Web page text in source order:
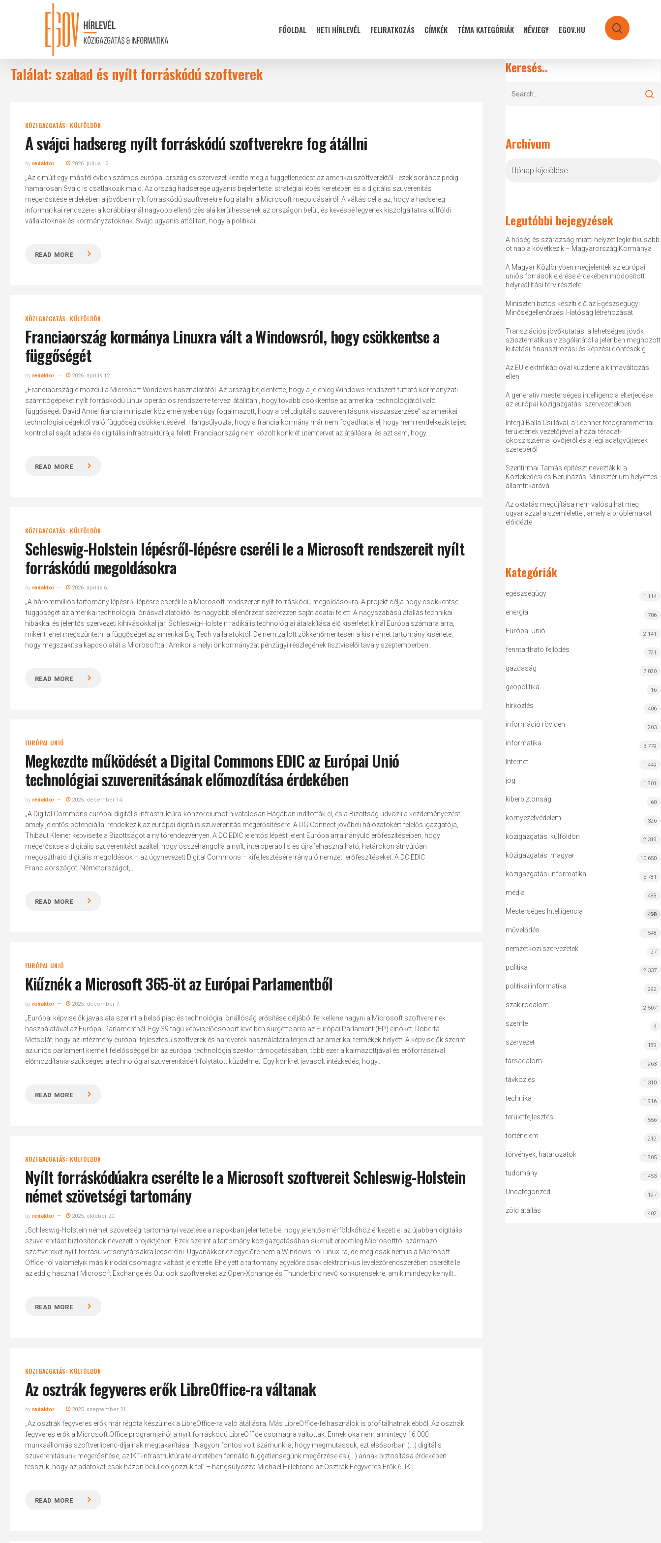
Hit enter to search or ESC to close
FŐOLDAL HETI HÍRLEVÉL FELIRATKOZÁS CÍMKÉK TÉMA KATEGÓRIÁK NÉVJEGY EGOV.HU search
Találat: szabad és nyílt forráskódú szoftverek
KÖZIGAZGATÁS: KÜLFÖLDÖN
A svájci hadsereg nyílt forráskódú szoftverekre fog átállni
by redaktor 2026. július 12.
„Az elmúlt egy-másfél évben számos európai ország és szervezet kezdte meg a függetlenedést az amerikai szoftverektől - ezek sorához pedig
hamarosan Svájc is csatlakozik majd. Az ország hadserege ugyanis bejelentette: stratégiai lépés keretében és a digitális szuverenitás
megerősítése érdekében a jövőben nyílt forráskódú szoftverekre fog átállni a Microsoft megoldásairól. A váltás célja az, hogy a hadsereg
informatikai rendszerei a korábbiaknál nagyobb ellenőrzés alá kerülhessenek az országon belül, és kevésbé legyenek kiszolgáltatva külföldi
vállalatoknak és kormányzatoknak. Svájc ugyanis attól tart, hogy a politikai...
READ MORE
KÖZIGAZGATÁS: KÜLFÖLDÖN
Franciaország kormánya Linuxra vált a Windowsról, hogy csökkentse a
függőségét
by redaktor 2026. április 12.
„Franciaország elmozdul a Microsoft Windows használatától. Az ország bejelentette, hogy a jelenleg Windows rendszert futtató kormányzati
számítógépeket nyílt forráskódú Linux operációs rendszerre tervezi átállítani, hogy tovább csökkentse az amerikai technológiától való
függőségét. David Amiel francia miniszter közleményében úgy fogalmazott, hogy a cél „digitális szuverenitásunk visszaszerzése” az amerikai
technológiai cégektől való függőség csökkentésével. Hangsúlyozta, hogy a francia kormány már nem fogadhatja el, hogy nem rendelkezik teljes
kontrollal saját adatai és digitális infrastruktúrája felett. Franciaország nem közölt konkrét ütemtervet az átállásra, és azt sem, hogy...
READ MORE
KÖZIGAZGATÁS: KÜLFÖLDÖN
Schleswig-Holstein lépésről-lépésre cseréli le a Microsoft rendszereit nyílt
forráskódú megoldásokra
by redaktor 2026. április 6.
„A hárommilliós tartomány lépésről-lépésre cseréli le a Microsoft rendszereit nyílt forráskódú megoldásokra. A projekt célja hogy csökkentse
függőségét az amerikai technológiai óriásvállalatoktól és nagyobb ellenőrzést szerezzen saját adatai felett. A nagyszabású átállás technikai
hibákkal és jelentős szervezeti kihívásokkal jár. Schleswig-Holstein radikális technológiai átalakítása élő kísérletet kínál Európa számára arra,
miként lehet megszüntetni a függőséget az amerikai Big Tech vállalatoktól. De nem zajlott zökkenőmentesen a kis német tartomány kísérlete,
hogy megszakítsa kapcsolatát a Microsofttal. Amikor a helyi önkormányzat pénzügyi részlegének tisztviselői tavaly szeptemberben...
READ MORE
EURÓPAI UNIÓ
Megkezdte működését a Digital Commons EDIC az Európai Unió
technológiai szuverenitásának előmozdítása érdekében
by redaktor 2025. december 14.
„A Digital Commons európai digitális infrastruktúra-konzorciumot hivatalosan Hágában indították el, és a Bizottság üdvözli a kezdeményezést,
amely jelentős potenciállal rendelkezik az európai digitális szuverenitás megerősítésére. A DG Connect jövőbeli hálózatokért felelős igazgatója,
Thibaut Kleiner képviselte a Bizottságot a nyitórendezvényen. A DC EDIC jelentős lépést jelent Európa arra irányuló erőfeszítéseiben, hogy
megerősítse a digitális szuverenitást azáltal, hogy összehangolja a nyílt, interoperábilis és újrafelhasználható, határokon átnyúlóan
megosztható digitális megoldások – az úgynevezett Digital Commons – kifejlesztésére irányuló nemzeti erőfeszítéseket. A DC EDIC
Franciaországot, Németországot,...
READ MORE
EURÓPAI UNIÓ
Kiűznék a Microsoft 365-öt az Európai Parlamentből
by redaktor 2025. december 7.
„Európai képviselők javaslata szerint a belső piac és technológiai önállóság erősítése céljából fel kellene hagyni a Microsoft szoftvereinek
használatával az Európai Parlamentnél. Egy 39 tagú képviselőcsoport levélben sürgette arra az Európai Parlament (EP) elnökét, Roberta
Metsolát, hogy az intézmény európai fejlesztésű szoftverek és hardverek használatára térjen át az amerikai termékek helyett. A képviselők szerint
az uniós parlament kiemelt felelősséggel bír az európai technológia szektor támogatásában, több ezer alkalmazottjával és erőforrásaival
előmozdítania szükséges a technológiai szuverenitásért folytatott küzdelmet. Egy konkrét javasolt intézkedés, hogy...
READ MORE
KÖZIGAZGATÁS: KÜLFÖLDÖN
Nyílt forráskódúakra cserélte le a Microsoft szoftvereit Schleswig-Holstein
német szövetségi tartomány
by redaktor 2025. október 20.
„Schleswig-Holstein német szövetségi tartományi vezetése a napokban jelentette be, hogy jelentős mérföldkőhöz érkezett el az újabban digitális
szuverenitást biztosítónak nevezett projektjében. Ezek szerint a tartomány közigazgatásában sikerült eredetileg Microsofttól származó
szoftvereket nyílt forrású versenytársakra lecserélni. Ugyanakkor ez egyelőre nem a Windows-ról Linux-ra, de még csak nem is a Microsoft
Office-ról valamelyik másik irodai csomagra váltást jelentette. Ehelyett a tartomány egyelőre csak elektronikus levelezőrendszerében cserélte le
az eddig használt Microsoft Exchange és Outlook szoftvereket az Open-Xchange és Thunderbird nevű konkurensekre, amik mindegyike nyílt...
READ MORE
KÖZIGAZGATÁS: KÜLFÖLDÖN
Az osztrák fegyveres erők LibreOffice-ra váltanak
by redaktor 2025. szeptember 21.
„Az osztrák fegyveres erők már régóta készülnek a LibreOffice-ra való átállásra. Más LibreOffice-felhasználók is profitálhatnak ebből. Az osztrák
fegyveres erők a Microsoft Office programjairól a nyílt forráskódú LibreOffice csomagra váltottak. Ennek oka nem a mintegy 16 000
munkaállomás szoftverlicenc-díjainak megtakarítása. „Nagyon fontos volt számunkra, hogy megmutassuk, ezt elsősorban (...) digitális
szuverenitásunk megerősítése, az IKT-infrastruktúra tekintetében fennálló függetlenségünk megőrzése és (...) annak biztosítása érdekében
tesszük, hogy az adatokat csak házon belül dolgozzuk fel” – hangsúlyozza Michael Hillebrand az Osztrák Fegyveres Erők 6. IKT...
READ MORE
Keresés..
Archívum
Legutóbbi bejegyzések
A hőség és szárazság miatti helyzet legkritikusabb
öt napja következik – Magyarország Kormánya
A Magyar Közlönyben megjelentek az európai
uniós források elérése érdekében módosított
helyreállítási terv részletei
Miniszteri biztos készíti elő az Egészségügyi
Minőségellenőrzési Hatóság létrehozását
Transzlációs jövőkutatás: a lehetséges jövők
szisztematikus vizsgálatától a jelenben meghozott
kutatási, finanszírozási és képzési döntésekig
Az EU elektrifikációval küzdene a klímaváltozás
ellen
A generatív mesterséges intelligencia elterjedése
az európai közigazgatási szervezetekben
Interjú Balla Csillával, a Lechner fotogrammetriai
területének vezetőjével a hazai téradat-
ökoszisztéma jövőjéről és a légi adatgyűjtések
szerepéről
Szentirmai Tamás építészt nevezték ki a
Közlekedési és Beruházási Minisztérium helyettes
államtitkárává
Az oktatás megújítása nem valósulhat meg
ugyanazzal a szemlélettel, amely a problémákat
előidézte
Kategóriák
egészségügy 1 114
energia 706
Európai Unió 2 141
fenntartható fejlődés 721
gazdaság 7 020
geopolitika 16
hírközlés 406
információ röviden 203
informatika 3 779
Internet 1 449
jog 1 801
kiberbiztonság 60
környezetvédelem 326
közigazgatás: külföldön 2 319
közigazgatás: magyar 10 650
közigazgatási informatika 5 781
média 488
Mesterséges Intelligencia MI
420
művelődés 1 548
nemzetközi szervezetek 27
politika 2 337
politikai informatika 292
szakirodalom 2 507
szemle 4
szervezet 189
társadalom 1 963
távközlés 1 310
technika 1 916
területfejlesztés 556
történelem 212
törvények, határozatok 1 805
tudomány 1 453
Uncategorized 197
zöld átállás 402